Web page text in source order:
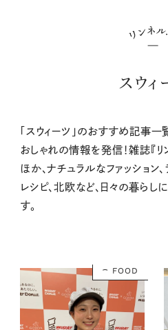
スウィ
「スウィーツ」のおすすめ記事
おしゃれの情報を発信！雑誌『
ほか、ナチュラルなファッション、
レシピ、北欧など、日々の暮らし
す。
FOOD